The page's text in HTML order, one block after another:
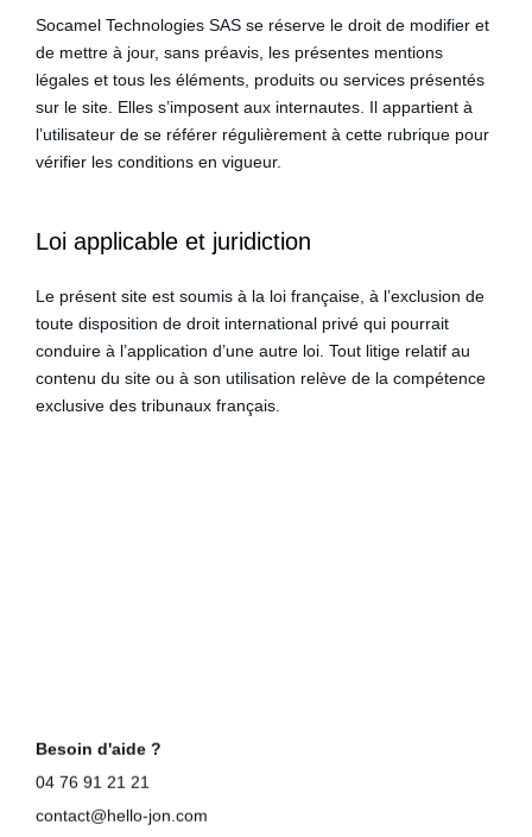
Socamel Technologies SAS se réserve le droit de modifier et
de mettre à jour, sans préavis, les présentes mentions
légales et tous les éléments, produits ou services présentés
sur le site. Elles s’imposent aux internautes. Il appartient à
l’utilisateur de se référer régulièrement à cette rubrique pour
vérifier les conditions en vigueur.
Loi applicable et juridiction
Le présent site est soumis à la loi française, à l’exclusion de
toute disposition de droit international privé qui pourrait
conduire à l’application d’une autre loi. Tout litige relatif au
contenu du site ou à son utilisation relève de la compétence
exclusive des tribunaux français.
Besoin d'aide ?
04 76 91 21 21
contact@hello-jon.com